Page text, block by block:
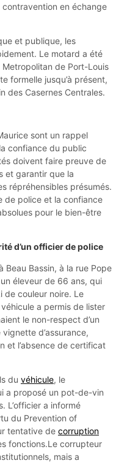
contravention en échange
et publique, les
Le motard a été
Metropolitan de Port-Louis
formelle jusqu’à présent,
des Casernes Centrales.
sont un rappel
confiance du public
doivent faire preuve de
et garantir que la
répréhensibles présumés.
de police et la confiance
pour le bien-être
d’un officier de police
Beau Bassin, à la rue Pope
éleveur de 66 ans, qui
de couleur noire. Le
a permis de lister
le non-respect d’un
d’assurance,
et l’absence de certificat
du véhicule, le
a proposé un pot-de-vin
L’officier a informé
du Prevention of
tentative de corruption
fonctions.Le corrupteur
mais a